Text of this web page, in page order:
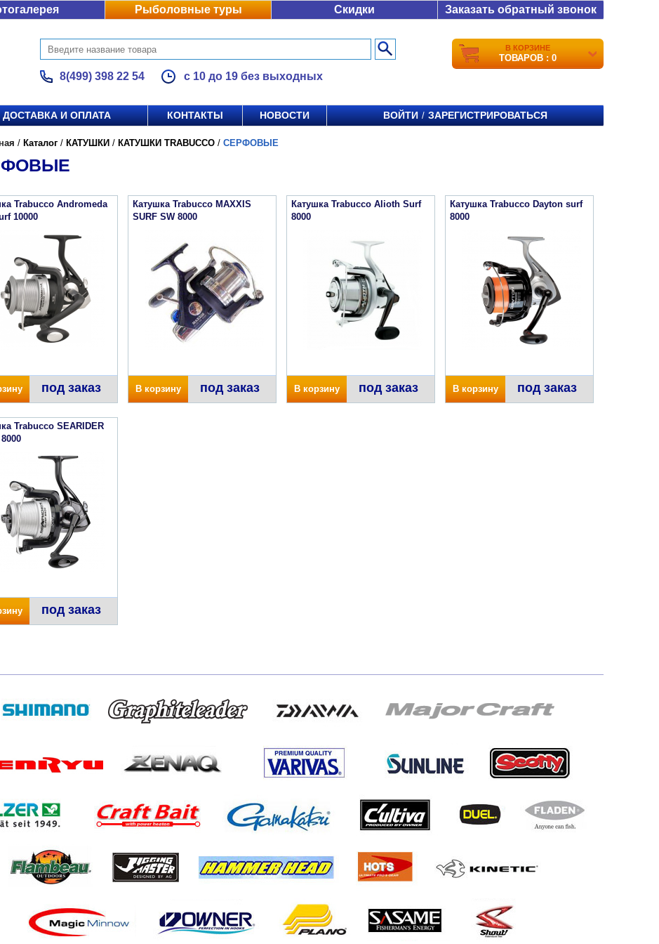
Рыболовные туры Скидки Заказать обратный звонок
8(499) 398 22 54 с 10 до 19 без выходных
В КОРЗИНЕ
ТОВАРОВ : 0
ДОСТАВКА И ОПЛАТА КОНТАКТЫ НОВОСТИ ВОЙТИ / ЗАРЕГИСТРИРОВАТЬСЯ
/ Каталог / КАТУШКИ / КАТУШКИ TRABUCCO / СЕРФОВЫЕ
Trabucco Andromeda
10000
под заказ
Катушка Trabucco MAXXIS
SURF SW 8000
В корзину под заказ
Катушка Trabucco Alioth Surf
8000
В корзину под заказ
Катушка Trabucco Dayton surf
8000
В корзину под заказ
Trabucco SEARIDER
под заказ